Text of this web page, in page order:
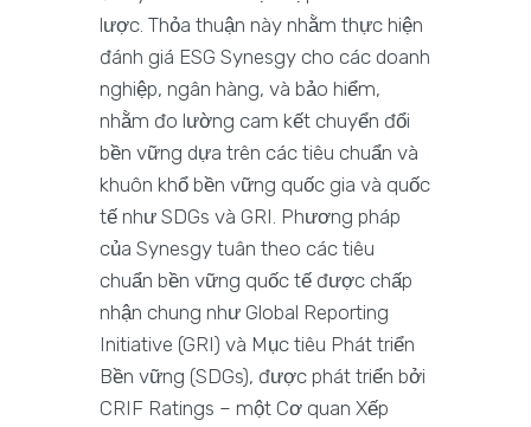
lược. Thỏa thuận này nhằm thực hiện
đánh giá ESG Synesgy cho các doanh
nghiệp, ngân hàng, và bảo hiểm,
nhằm đo lường cam kết chuyển đổi
bền vững dựa trên các tiêu chuẩn và
khuôn khổ bền vững quốc gia và quốc
tế như SDGs và GRI. Phương pháp
của Synesgy tuân theo các tiêu
chuẩn bền vững quốc tế được chấp
nhận chung như Global Reporting
Initiative (GRI) và Mục tiêu Phát triển
Bền vững (SDGs), được phát triển bởi
CRIF Ratings – một Cơ quan Xếp